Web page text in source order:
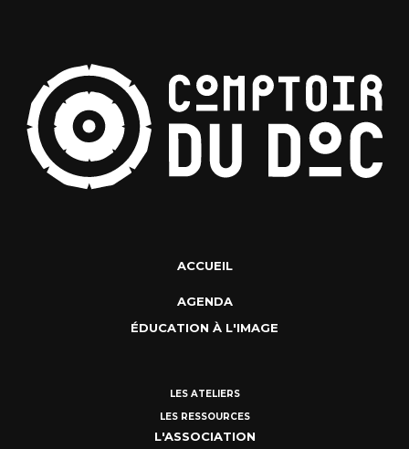
ACCUEIL
AGENDA
ÉDUCATION À L'IMAGE
LES ATELIERS
LES RESSOURCES
L'ASSOCIATION